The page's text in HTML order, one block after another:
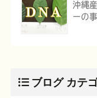
沖縄
ーの
ブログ カテ